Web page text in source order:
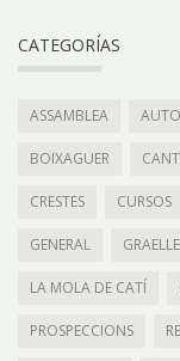
CATEGORÍAS
ASSAMBLEA
BOIXAGUER
CRESTES CURSOS
GENERAL
LA MOLA DE CATÍ
PROSPECCIONS